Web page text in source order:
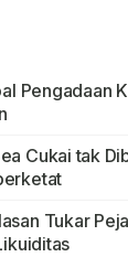
Pengadaan
Cukai tak
Tukar